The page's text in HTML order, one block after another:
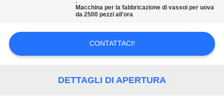
TUTTI
CASI
Macchina per la fabbricazione di vassoi per uova
da 2500 pezzi all'ora
CONTATTACI!
DETTAGLI DI APERTURA